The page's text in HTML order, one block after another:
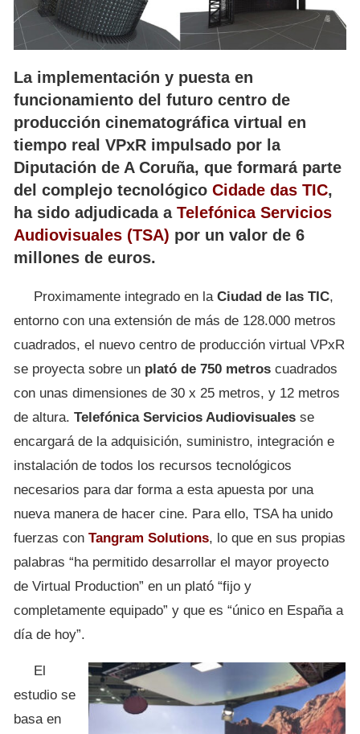
La implementación y puesta en
funcionamiento del futuro centro de
producción cinematográfica virtual en
tiempo real VPxR impulsado por la
Diputación de A Coruña, que formará parte
del complejo tecnológico Cidade das TIC,
ha sido adjudicada a Telefónica Servicios
Audiovisuales (TSA) por un valor de 6
millones de euros.
Proximamente integrado en la Ciudad de las TIC,
entorno con una extensión de más de 128.000 metros
cuadrados, el nuevo centro de producción virtual VPxR
se proyecta sobre un plató de 750 metros cuadrados
con unas dimensiones de 30 x 25 metros, y 12 metros
de altura. Telefónica Servicios Audiovisuales se
encargará de la adquisición, suministro, integración e
instalación de todos los recursos tecnológicos
necesarios para dar forma a esta apuesta por una
nueva manera de hacer cine. Para ello, TSA ha unido
fuerzas con Tangram Solutions, lo que en sus propias
palabras “ha permitido desarrollar el mayor proyecto
de Virtual Production” en un plató “fijo y
completamente equipado” y que es “único en España a
día de hoy”.
El
estudio se
basa en